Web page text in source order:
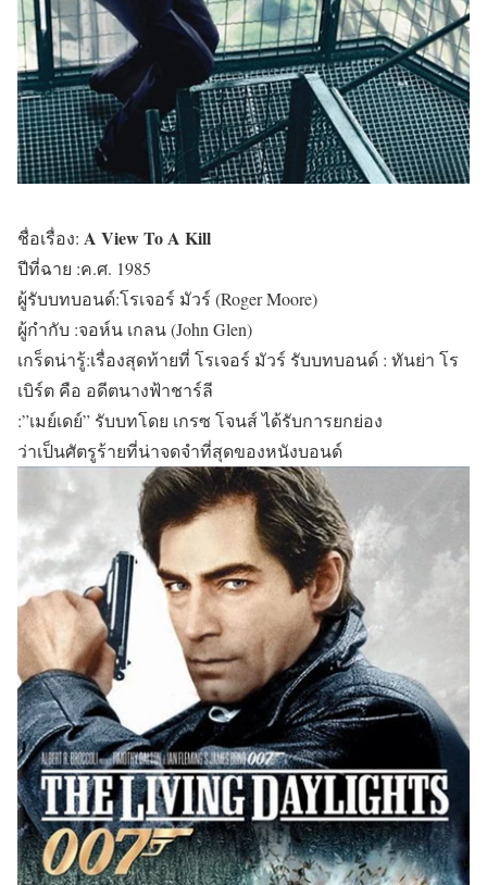
ชื่อเรื่อง: A View To A Kill
ปีที่ฉาย :ค.ศ. 1985
ผู้รับบทบอนด์:โรเจอร์ มัวร์ (Roger Moore)
ผู้กำกับ :จอห์น เกลน (John Glen)
เกร็ดน่ารู้:เรื่องสุดท้ายที่ โรเจอร์ มัวร์ รับบทบอนด์ : ทันย่า โร
เบิร์ต คือ อดีตนางฟ้าชาร์ลี
:”เมย์เดย์” รับบทโดย เกรซ โจนส์ ได้รับการยกย่อง
ว่าเป็นศัตรูร้ายที่น่าจดจำที่สุดของหนังบอนด์